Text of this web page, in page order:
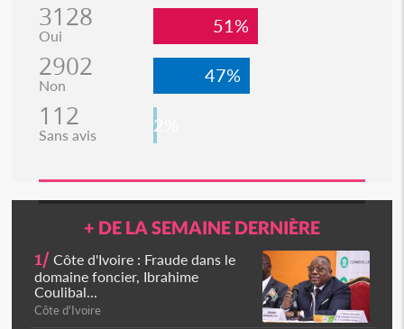
3128
Oui 51%
2902
Non 47%
112
Sans avis 2%
+ DE LA SEMAINE DERNIÈRE
1/ Côte d'Ivoire : Fraude dans le
domaine foncier, Ibrahime
Coulibal...
Côte d'Ivoire